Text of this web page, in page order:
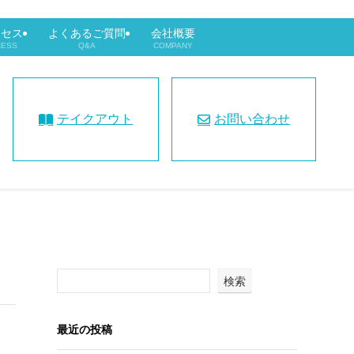
テイクアウト お問い合わせ
ス よくあるご質問
Q&A
会社概要
COMPANY
検索
最近の投稿